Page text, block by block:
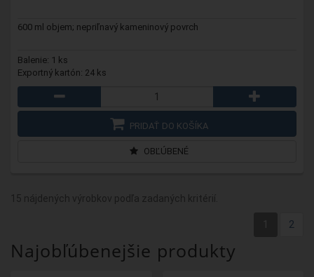
600 ml objem; nepriľnavý kameninový povrch
Balenie: 1 ks
Exportný kartón: 24 ks
PRIDAŤ DO KOŠÍKA
OBĽÚBENÉ
15 nájdených výrobkov podľa zadaných kritérií.
2
Najobľúbenejšie produkty